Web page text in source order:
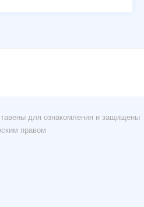
для ознакомления и защищены
правом